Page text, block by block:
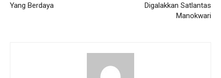
Yang Berdaya
Digalakkan Satlantas
Manokwari